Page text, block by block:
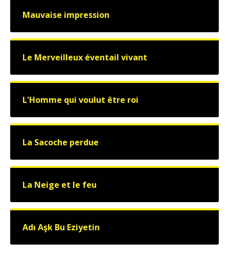
Mauvaise impression
Le Merveilleux éventail vivant
L'Homme qui voulut être roi
La Sacoche perdue
La Neige et le feu
Adı Aşk Bu Eziyetin